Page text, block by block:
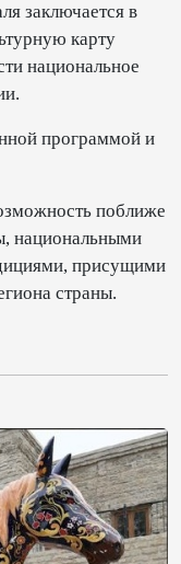
заключается в
карту
национальное
программой и
поближе
национальными
присущими
страны.